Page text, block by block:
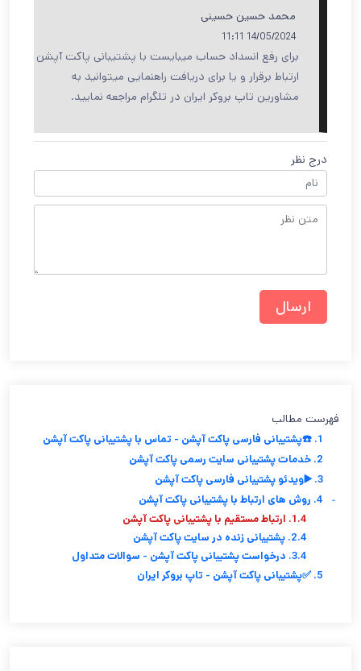
محمد حسین حسینی
14/05/2024 11:11
برای رفع انسداد حساب میبایست با پشتیبانی پاکت آپشن
ارتباط برقرار و یا برای دریافت راهنمایی میتوانید به
مشاورین تاپ بروکر ایران در تلگرام مراجعه نمایید.
درج نظر
فهرست مطالب
1. ☎️پشتیبانی فارسی پاکت آپشن - تماس با پشتیبانی پاکت آپشن
2. خدمات پشتیبانی سایت رسمی پاکت آپشن
3. ▶️ویدئو پشتیبانی فارسی پاکت آپشن
4. روش های ارتباط با پشتیبانی پاکت آپشن
-
1.4. ارتباط مستقیم با پشتیبانی پاکت آپشن
2.4. پشتیبانی زنده در سایت پاکت آپشن
3.4. درخواست پشتیبانی پاکت آپشن - سوالات متداول
5. ✅پشتیبانی پاکت آپشن - تاپ بروکر ایران